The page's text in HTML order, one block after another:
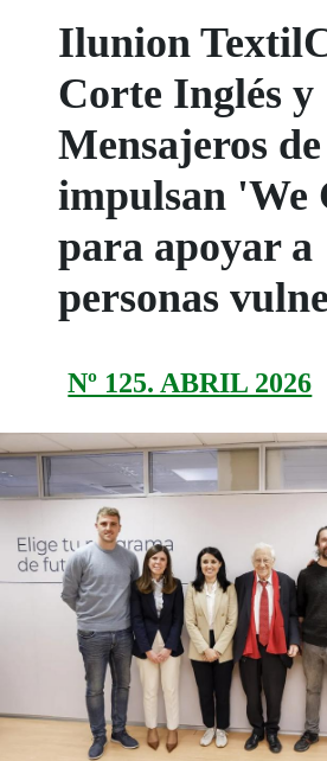
Ilunion
Corte Inglés y
Mensajeros
impulsan 'We
para apoyar a
personas
Nº 125. ABRIL 2026